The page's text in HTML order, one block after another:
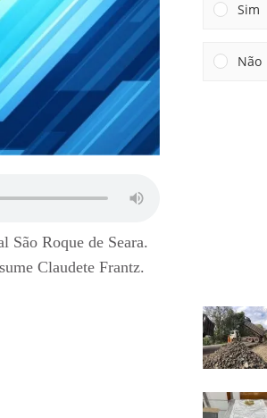
São Roque de Seara.
Claudete Frantz.
Sim
Não